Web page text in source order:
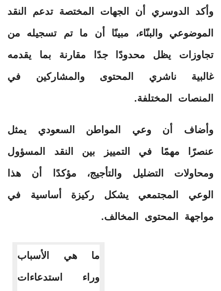
وأكد الدوسري أن الجهات المختصة تدعم النقد
الموضوعي والبنّاء، مبينًا أن ما تم تسجيله من
تجاوزات يظل محدودًا جدًا مقارنة بما يقدمه
غالبية ناشري المحتوى والمشاركين في
المنصات المختلفة.
وأضاف أن وعي المواطن السعودي يمثل
عنصرًا مهمًا في التمييز بين النقد المسؤول
ومحاولات التضليل والتأجيج، مؤكدًا أن هذا
الوعي المجتمعي يشكل ركيزة أساسية في
مواجهة المحتوى المخالف.
ما هي الأسباب
وراء استدعاءات